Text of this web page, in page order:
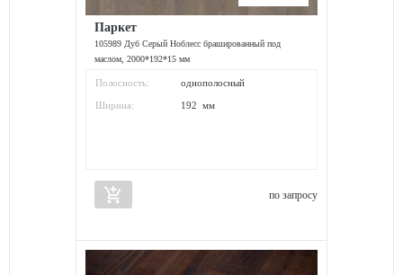
Паркет
105989 Дуб Серый Ноблесс брашированный под
маслом, 2000*192*15 мм
Полосность: однополосный
Ширина: 192 мм
add_shopping_cart по запросу